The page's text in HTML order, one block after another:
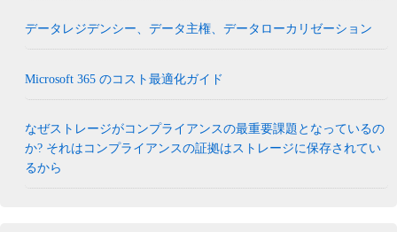
データレジデンシー、データ主権、データローカリゼーション
Microsoft 365 のコスト最適化ガイド
なぜストレージがコンプライアンスの最重要課題となっているの
か? それはコンプライアンスの証拠はストレージに保存されてい
るから